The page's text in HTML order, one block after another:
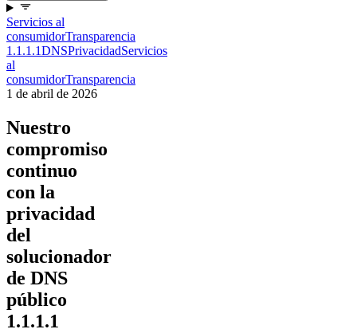
Servicios al
consumidorTransparencia
1.1.1.1DNSPrivacidadServicios
al
consumidorTransparencia
1 de abril de 2026
Nuestro
compromiso
continuo
con la
privacidad
del
solucionador
de DNS
público
1.1.1.1